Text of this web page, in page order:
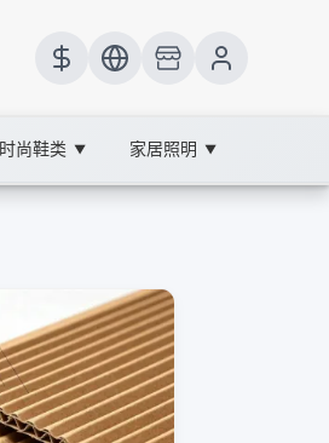
时尚鞋类 ▼ 家居照明 ▼